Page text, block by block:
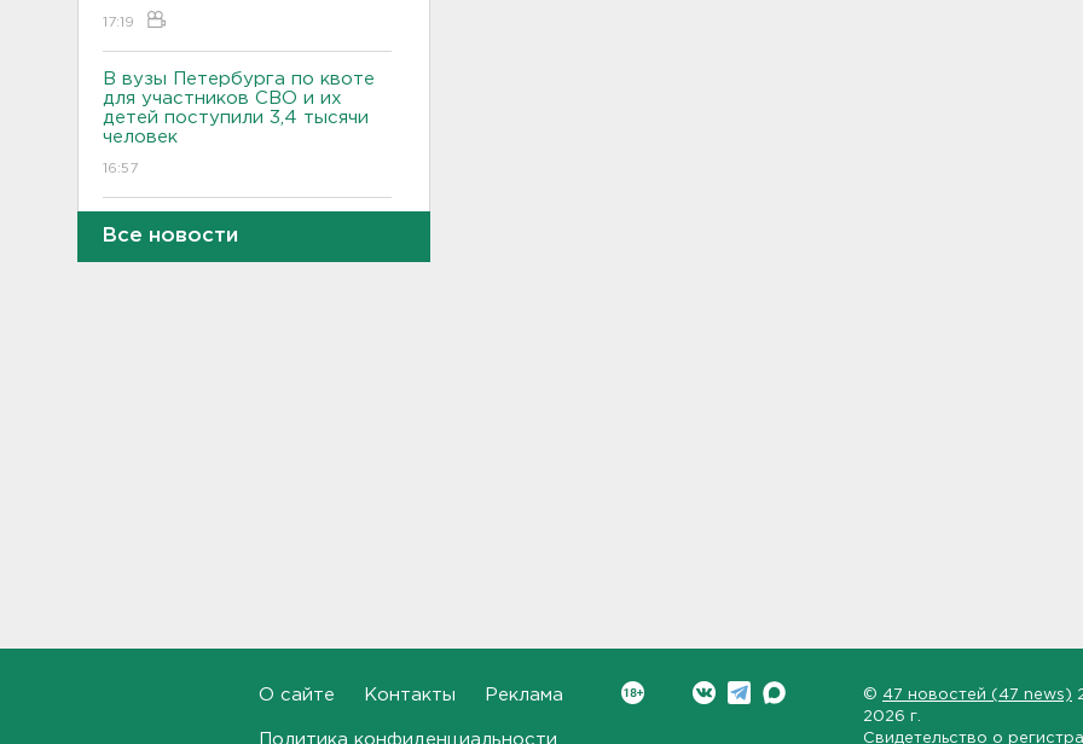
17:19
В вузы Петербурга по квоте
для участников СВО и их
детей поступили 3,4 тысячи
человек
16:57
Найдено тело
девятилетнего мальчика,
пропавшего в
Все новости
О сайте Контакты Реклама
Политика конфиденциальности
© 47 новостей (47 news)
2026 г.
Свидетельство о